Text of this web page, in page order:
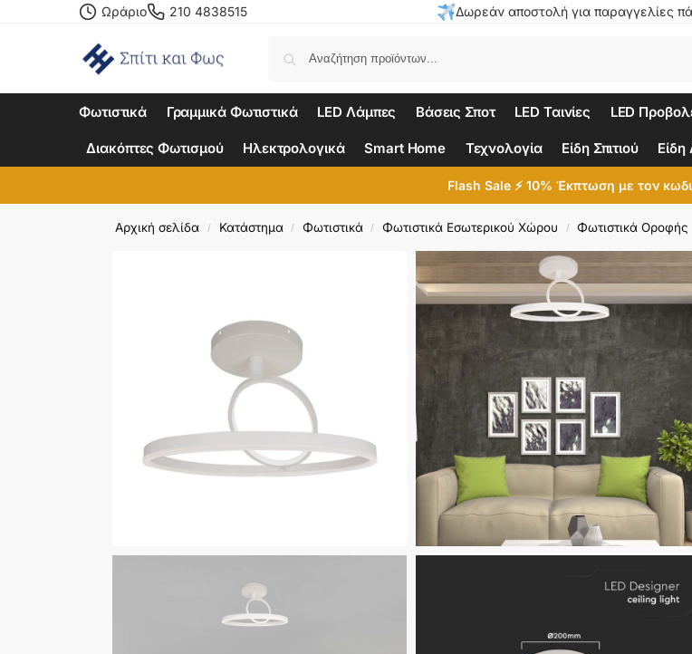
Ωράριο 210 4838515 Δωρεάν αποστολή για παραγγελίες
Φωτιστικά Γραμμικά Φωτιστικά LED Λάμπες Βάσεις Σποτ LED Ταινίες LED
Διακόπτες Φωτισμού Ηλεκτρολογικά Smart Home Τεχνολογία Είδη Σπιτιού Είδη
Flash Sale ⚡ 10% Έκπτωση με τον
Αρχική σελίδα / Κατάστημα / Φωτιστικά / Φωτιστικά Εσωτερικού Χώρου / Φωτιστικά Οροφής